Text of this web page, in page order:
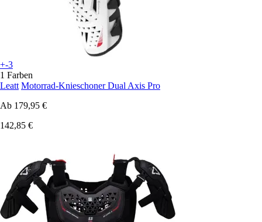
+-3
1 Farben
Leatt Motorrad-Knieschoner Dual Axis Pro
Ab 179,95 €
142,85 €